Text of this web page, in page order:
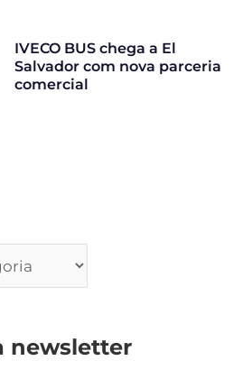
IVECO BUS chega a El
Salvador com nova parceria
comercial
newsletter